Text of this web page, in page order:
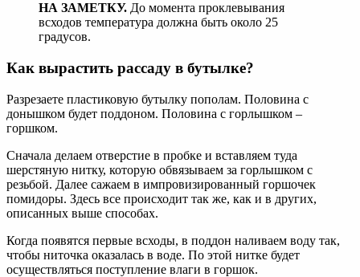
НА ЗАМЕТКУ. До момента проклевывания
всходов температура должна быть около 25
градусов.
Как вырастить рассаду в бутылке?
Разрезаете пластиковую бутылку пополам. Половина с
донышком будет поддоном. Половина с горлышком –
горшком.
Сначала делаем отверстие в пробке и вставляем туда
шерстяную нитку, которую обвязываем за горлышком с
резьбой. Далее сажаем в импровизированный горшочек
помидоры. Здесь все происходит так же, как и в других,
описанных выше способах.
Когда появятся первые всходы, в поддон наливаем воду так,
чтобы ниточка оказалась в воде. По этой нитке будет
осуществляться поступление влаги в горшок.